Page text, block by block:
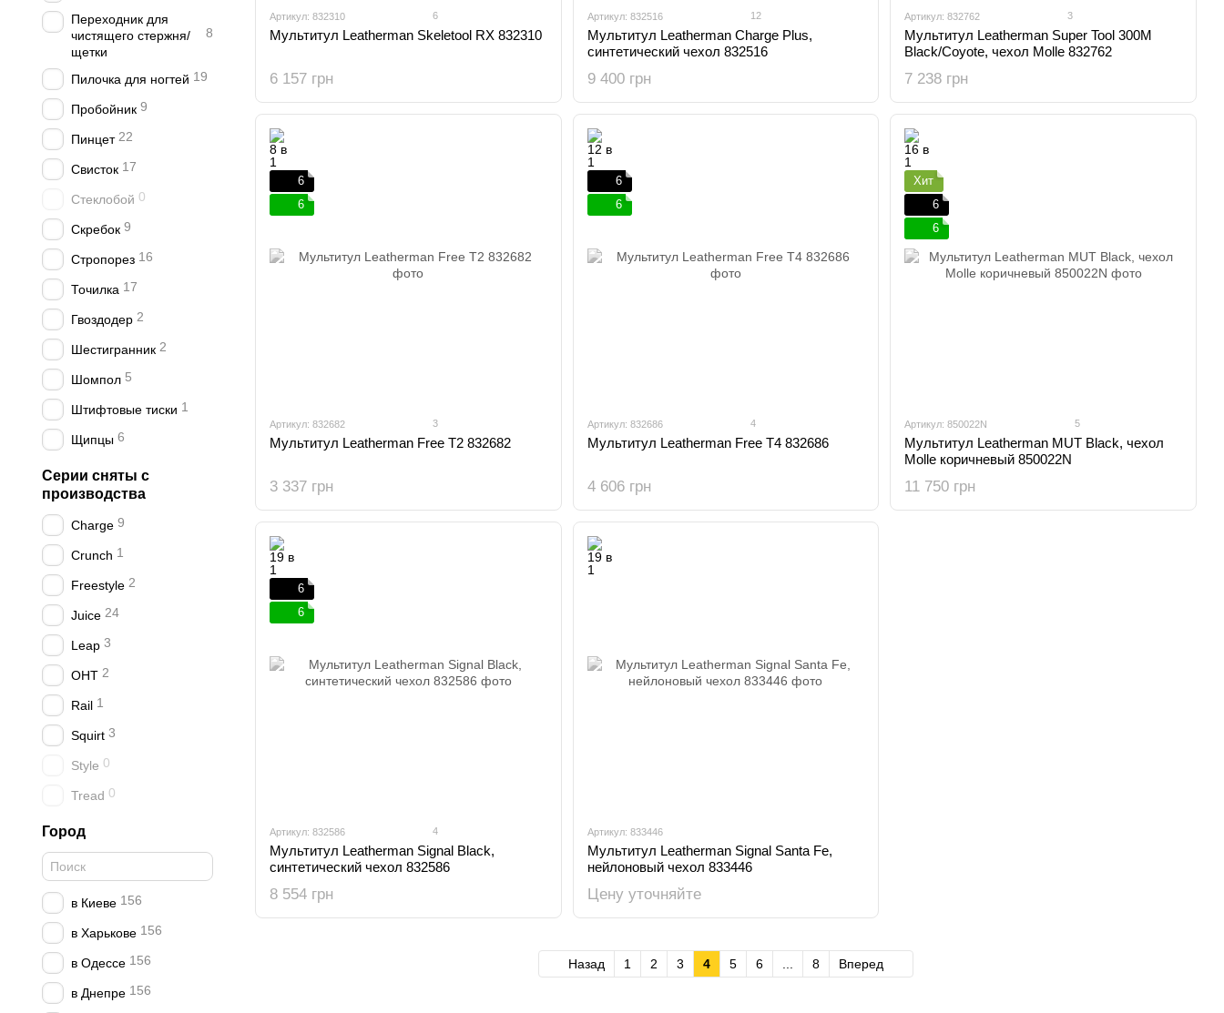
Артикул: 832310 6
Мультитул Leatherman Skeletool RX 832310
6 157 грн
Артикул: 832516 12
Мультитул Leatherman Charge Plus,
синтетический чехол 832516
9 400 грн
Артикул: 832762 3
Мультитул Leatherman Super Tool 300M
Black/Coyote, чехол Molle 832762
7 238 грн
6
6
Артикул: 832682 3
Мультитул Leatherman Free T2 832682
3 337 грн
6
6
Артикул: 832686 4
Мультитул Leatherman Free T4 832686
4 606 грн
Хит
6
6
Артикул: 850022N 5
Мультитул Leatherman MUT Black, чехол
Molle коричневый 850022N
11 750 грн
6
6
Артикул: 832586 4
Мультитул Leatherman Signal Black,
синтетический чехол 832586
8 554 грн
Артикул: 833446
Мультитул Leatherman Signal Santa Fe,
нейлоновый чехол 833446
Цену уточняйте
Назад 1 2 3 4 5 6 8 Вперед
Переходник для
чистящего стержня/
щетки
8
Пилочка для ногтей 19
Пробойник 9
Пинцет 22
Свисток 17
Стеклобой 0
Скребок 9
Стропорез 16
Точилка 17
Гвоздодер 2
Шестигранник 2
Шомпол 5
Штифтовые тиски 1
Щипцы 6
Серии сняты с
производства
Charge 9
Crunch 1
Freestyle 2
Juice 24
Leap 3
OHT 2
Rail 1
Squirt 3
Style 0
Tread 0
Город
в Киеве 156
в Харькове 156
в Одессе 156
в Днепре 156